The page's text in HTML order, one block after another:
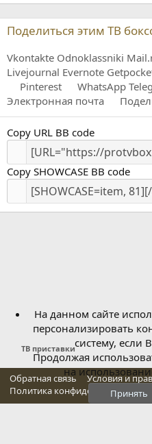
Поделиться этим ТВ
Vkontakte Odnoklassniki
Livejournal Evernote
Pinterest
WhatsApp
Электронная почта
Copy URL BB code
Copy SHOWCASE BB code
ТВ приставки
Обратная связь
Условия и
Политика конфиденциальности
На данном сайте
персонализировать
систему, если
Продолжая
на
Принять